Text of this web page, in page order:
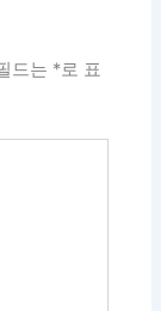
드는 *로 표